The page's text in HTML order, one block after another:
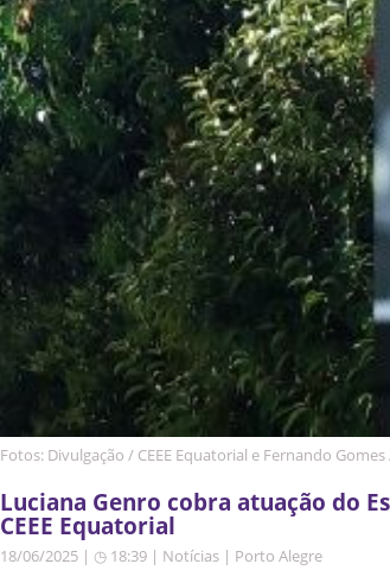
Fotos: Divulgação / CEEE Equatorial e Fernando Gomes
Luciana Genro cobra atuação do
CEEE Equatorial
18/06/2025 | ◷ 18:39 | Notícias | Porto Alegre